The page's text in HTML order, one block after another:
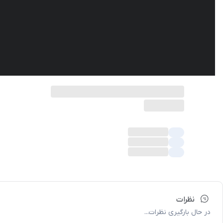
نظرات
در حال بارگیری نظرات...